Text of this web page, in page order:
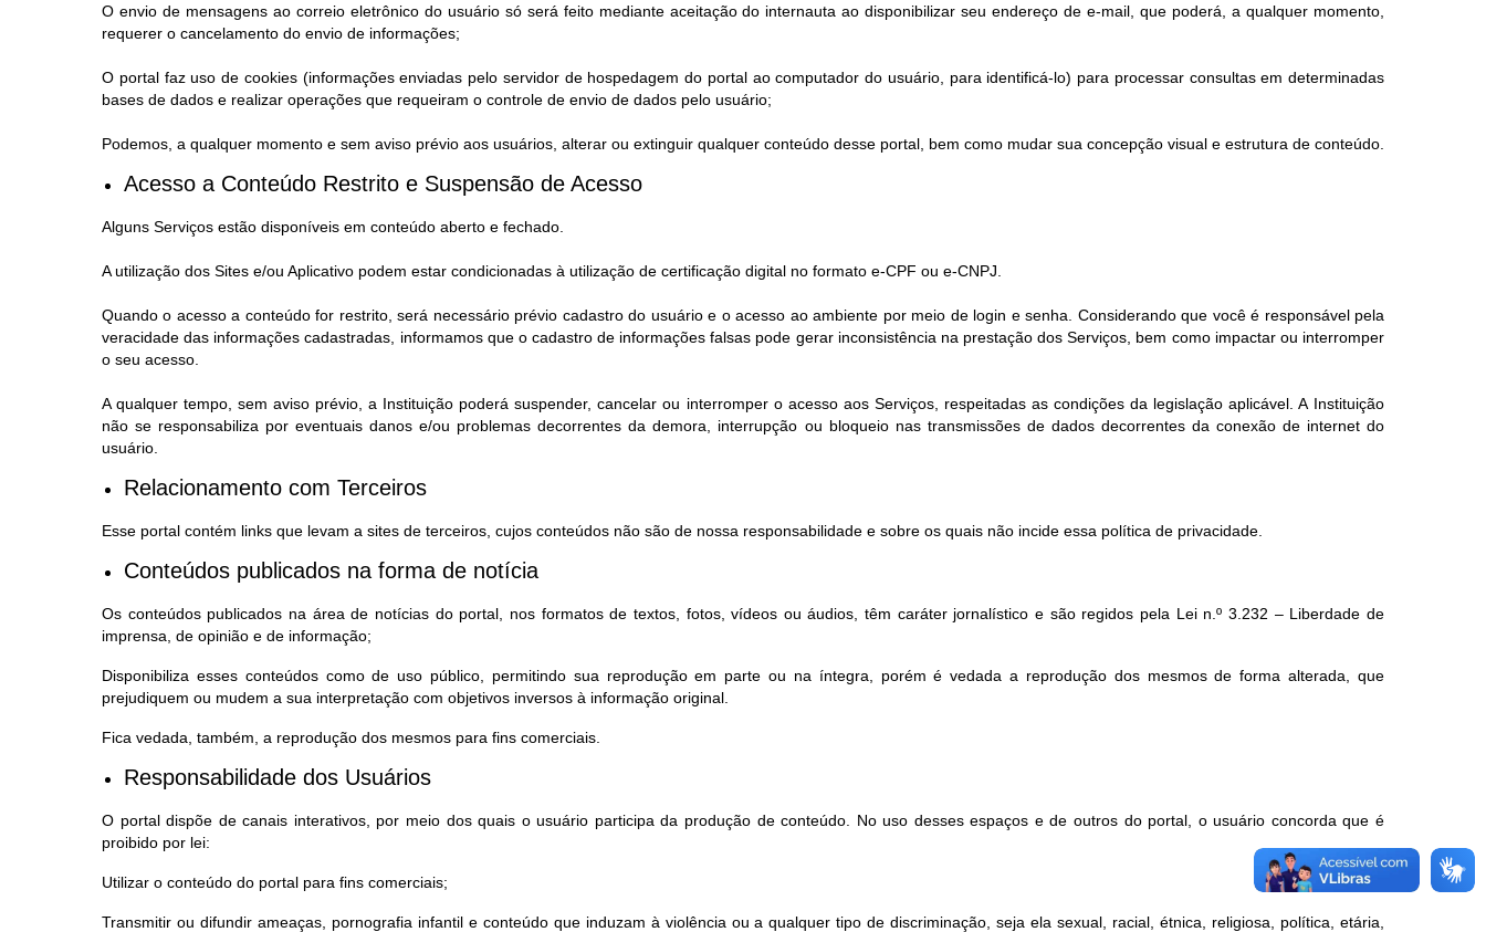
O envio de mensagens ao correio eletrônico do usuário só será feito mediante aceitação do internauta ao disponibilizar seu endereço de e-mail, que poderá, a qualquer momento,
requerer o cancelamento do envio de informações;
O portal faz uso de cookies (informações enviadas pelo servidor de hospedagem do portal ao computador do usuário, para identificá-lo) para processar consultas em determinadas
bases de dados e realizar operações que requeiram o controle de envio de dados pelo usuário;
Podemos, a qualquer momento e sem aviso prévio aos usuários, alterar ou extinguir qualquer conteúdo desse portal, bem como mudar sua concepção visual e estrutura de conteúdo.
Acesso a Conteúdo Restrito e Suspensão de Acesso​
Alguns Serviços estão disponíveis em conteúdo aberto e fechado.
A utilização dos Sites e/ou Aplicativo podem estar condicionadas à utilização de certificação digital no formato e-CPF ou e-CNPJ.
Quando o acesso a conteúdo for restrito, será necessário prévio cadastro do usuário e o acesso ao ambiente por meio de login e senha. Considerando que você é responsável pela
veracidade das informações cadastradas, informamos que o cadastro de informações falsas pode gerar inconsistência na prestação dos Serviços, bem como impactar ou interromper
o seu acesso.
A qualquer tempo, sem aviso prévio, a Instituição poderá suspender, cancelar ou interromper o acesso aos Serviços, respeitadas as condições da legislação aplicável. A Instituição
não se responsabiliza por eventuais danos e/ou problemas decorrentes da demora, interrupção ou bloqueio nas transmissões de dados decorrentes da conexão de internet do
usuário.
Relacionamento com Terceiros
Esse portal contém links que levam a sites de terceiros, cujos conteúdos não são de nossa responsabilidade e sobre os quais não incide essa política de privacidade.
Conteúdos publicados na forma de notícia
Os conteúdos publicados na área de notícias do portal, nos formatos de textos, fotos, vídeos ou áudios, têm caráter jornalístico e são regidos pela Lei n.º 3.232 – Liberdade de
imprensa, de opinião e de informação;
Disponibiliza esses conteúdos como de uso público, permitindo sua reprodução em parte ou na íntegra, porém é vedada a reprodução dos mesmos de forma alterada, que
prejudiquem ou mudem a sua interpretação com objetivos inversos à informação original.
Fica vedada, também, a reprodução dos mesmos para fins comerciais.
Responsabilidade dos Usuários
O portal dispõe de canais interativos, por meio dos quais o usuário participa da produção de conteúdo. No uso desses espaços e de outros do portal, o usuário concorda que é
proibido por lei:
Utilizar o conteúdo do portal para fins comerciais;
Transmitir ou difundir ameaças, pornografia infantil e conteúdo que induzam à violência ou a qualquer tipo de discriminação, seja ela sexual, racial, étnica, religiosa, política, etária,